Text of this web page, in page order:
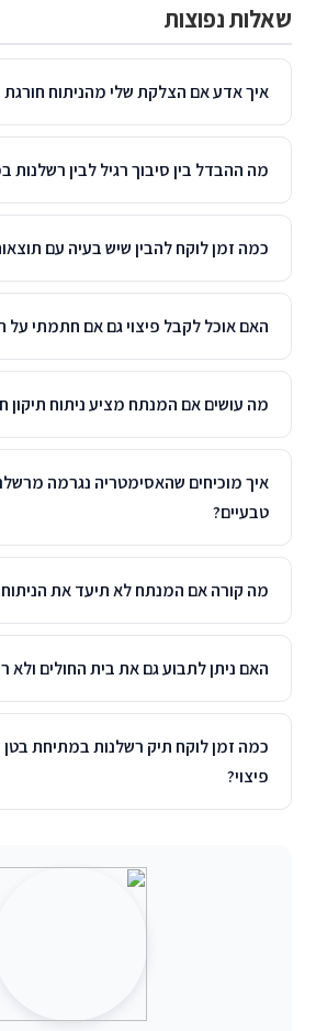
שאלות נפוצות
איך אדע אם הצלקת שלי מהניתוח
מה ההבדל בין סיבוך רגיל לבין רשלנות
כמה זמן לוקח להבין שיש בעיה עם
האם אוכל לקבל פיצוי גם אם חתמתי
מה עושים אם המנתח מציע ניתוח תיקון
איך מוכיחים שהאסימטריה נגרמה
טבעיים?
מה קורה אם המנתח לא תיעד את הניתוח
האם ניתן לתבוע גם את בית החולים
כמה זמן לוקח תיק רשלנות במתיחת
פיצוי?